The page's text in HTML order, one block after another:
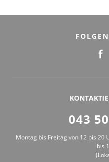
043
Montag bis Freitag von 12 bis 20
bis